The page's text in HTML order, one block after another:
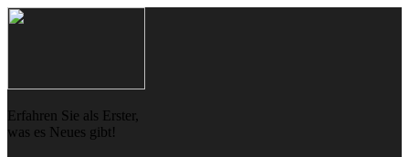
Skip
Skip
Erfahren Sie als Erster,
was es Neues gibt!